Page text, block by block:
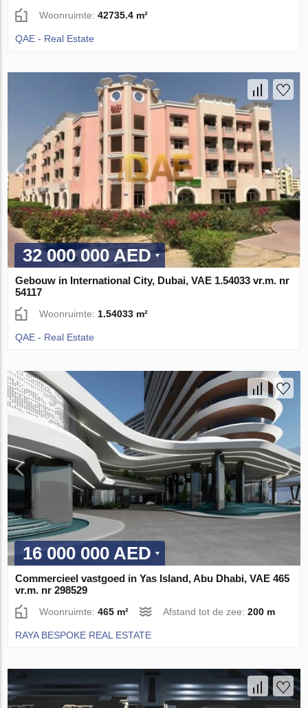
Woonruimte:42735.4 m²
QAE - Real Estate
32 000 000 AED
Gebouw in International City, Dubai, VAE 1.54033 vr.m. nr
54117
Woonruimte: 1.54033 m²
QAE - Real Estate
16 000 000 AED
Commercieel vastgoed in Yas Island, Abu Dhabi, VAE 465
vr.m. nr 298529
Woonruimte:465 m² Afstand tot de zee:200 m
RAYA BESPOKE REAL ESTATE